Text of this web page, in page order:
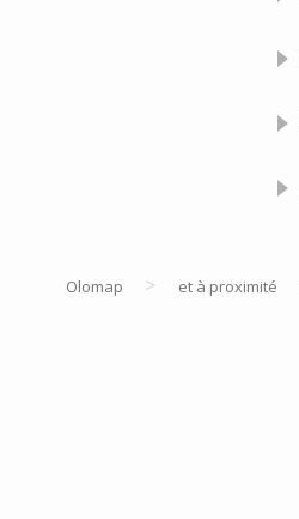
Olomap > et à proximité